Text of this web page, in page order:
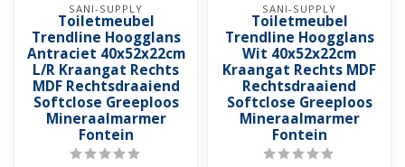
SANI-SUPPLY
Toiletmeubel
Trendline Hoogglans
Antraciet 40x52x22cm
L/R Kraangat Rechts
MDF Rechtsdraaiend
Softclose Greeploos
Mineraalmarmer
Fontein
SANI-SUPPLY
Toiletmeubel
Trendline Hoogglans
Wit 40x52x22cm
Kraangat Rechts MDF
Rechtsdraaiend
Softclose Greeploos
Mineraalmarmer
Fontein